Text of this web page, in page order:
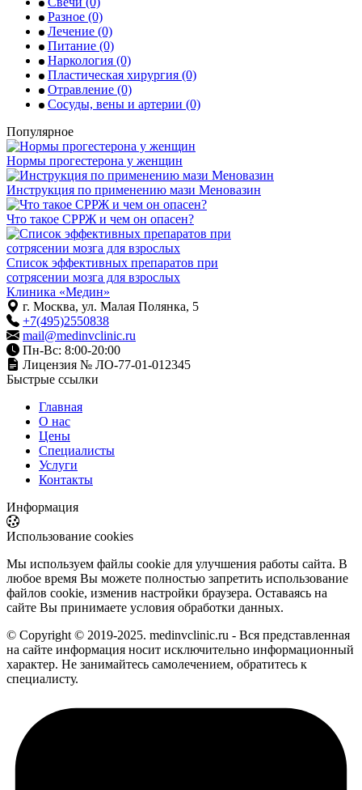
Разное (0)
Лечение (0)
Питание (0)
Наркология (0)
Пластическая хирургия (0)
Отравление (0)
Сосуды, вены и артерии (0)
Популярное
Нормы прогестерона у женщин
Инструкция по применению мази Меновазин
Что такое СРРЖ и чем он опасен?
Список эффективных препаратов при
сотрясении мозга для взрослых
Клиника «Медин»
г. Москва, ул. Малая Полянка, 5
+7(495)2550838
mail@medinvclinic.ru
Пн-Вс: 8:00-20:00
Лицензия № ЛО-77-01-012345
Быстрые ссылки
Главная
О нас
Цены
Специалисты
Услуги
Контакты
Информация
Использование cookies
Мы используем файлы cookie для улучшения работы сайта. В
любое время Вы можете полностью запретить использование
файлов cookie, изменив настройки браузера. Оставаясь на
сайте Вы принимаете условия обработки данных.
© Copyright © 2019-2025. medinvclinic.ru - Вся представленная
на сайте информация носит исключительно информационный
характер. Не занимайтесь самолечением, обратитесь к
специалисту.